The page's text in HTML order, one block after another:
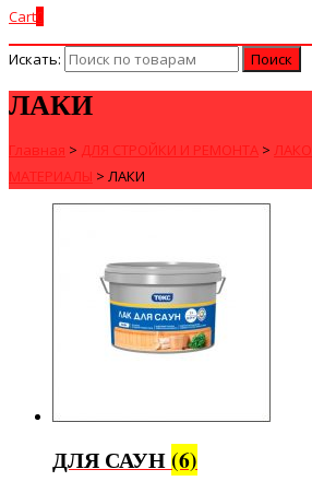
Cart
Искать:
ЛАКИ
Главная > ДЛЯ СТРОЙКИ И РЕМОНТА >
МАТЕРИАЛЫ > ЛАКИ
ДЛЯ САУН (6)